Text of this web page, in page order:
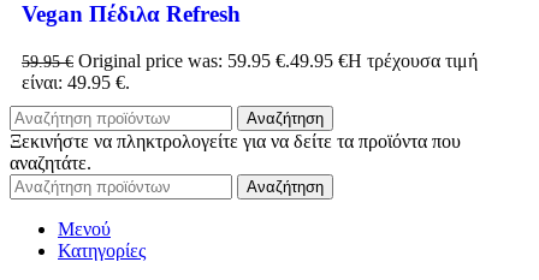
Vegan Πέδιλα Refresh
59.95€ Original price was: 59.95 €.49.95 €Η τρέχουσα τιμή
είναι: 49.95 €.
Αναζήτηση
Ξεκινήστε να πληκτρολογείτε για να δείτε τα προϊόντα που
αναζητάτε.
Αναζήτηση
Μενού
Κατηγορίες